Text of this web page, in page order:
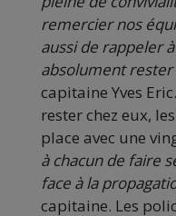
remercier nos
aussi de rappeler
absolument rester
capitaine Yves
rester chez eux,
place avec une
à chacun de faire
face à la
capitaine. Les